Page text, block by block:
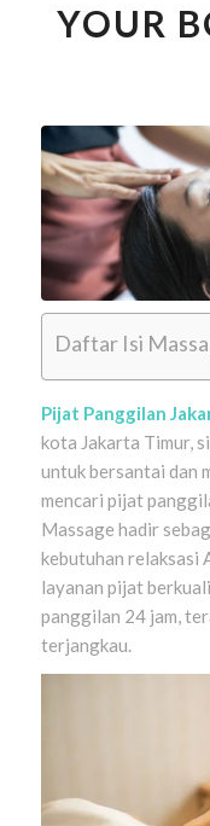
YOUR
Daftar Isi
Pijat Panggilan
kota Jakarta Timur,
untuk bersantai dan
mencari pijat
Massage hadir
kebutuhan relaksasi
layanan pijat
panggilan 24 jam,
terjangkau.